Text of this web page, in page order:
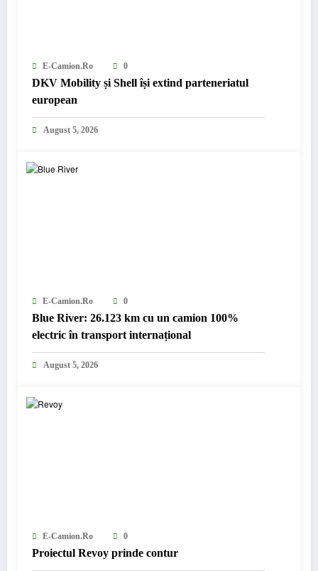
E-Camion.ro 0
DKV Mobility și Shell își extind parteneriatul
european
August 5, 2026
E-Camion.ro 0
Blue River: 26.123 km cu un camion 100%
electric în transport internațional
August 5, 2026
E-Camion.ro 0
Proiectul Revoy prinde contur